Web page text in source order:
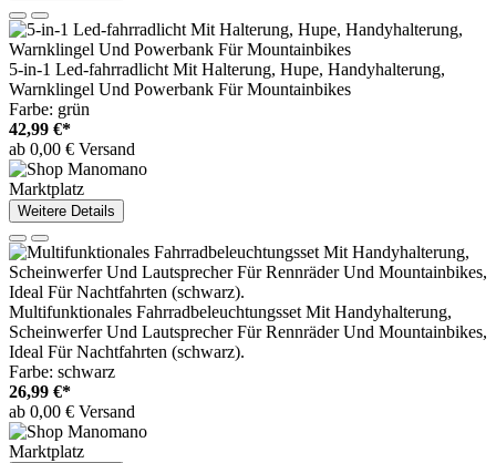
5-in-1 Led-fahrradlicht Mit Halterung, Hupe, Handyhalterung,
Warnklingel Und Powerbank Für Mountainbikes
Farbe: grün
42,99 €*
ab 0,00 € Versand
Marktplatz
Weitere Details
Multifunktionales Fahrradbeleuchtungsset Mit Handyhalterung,
Scheinwerfer Und Lautsprecher Für Rennräder Und Mountainbikes,
Ideal Für Nachtfahrten (schwarz).
Farbe: schwarz
26,99 €*
ab 0,00 € Versand
Marktplatz